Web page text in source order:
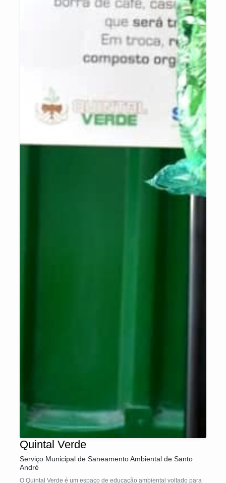
Quintal Verde
Serviço Municipal de Saneamento Ambiental de Santo
André
O Quintal Verde é um espaço de educação ambiental voltado para